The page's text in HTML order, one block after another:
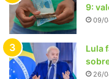
9:
09/
Lula
26/